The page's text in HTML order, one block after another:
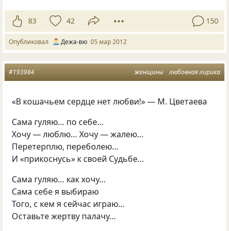
83 42 150
Опубликовал Дежа-вю 05 мар 2012
женщины любовная лирика
#193984
«В кошачьем сердце нет любви!» — М. Цветаева
Сама гуляю… по себе…
Хочу — люблю… Хочу — жалею…
Перетерплю, переболею…
И «прикоснусь» к своей Судьбе…
Сама гуляю… как хочу…
Сама себе я выбираю
Того, с кем я сейчас играю…
Оставьте жертву палачу…